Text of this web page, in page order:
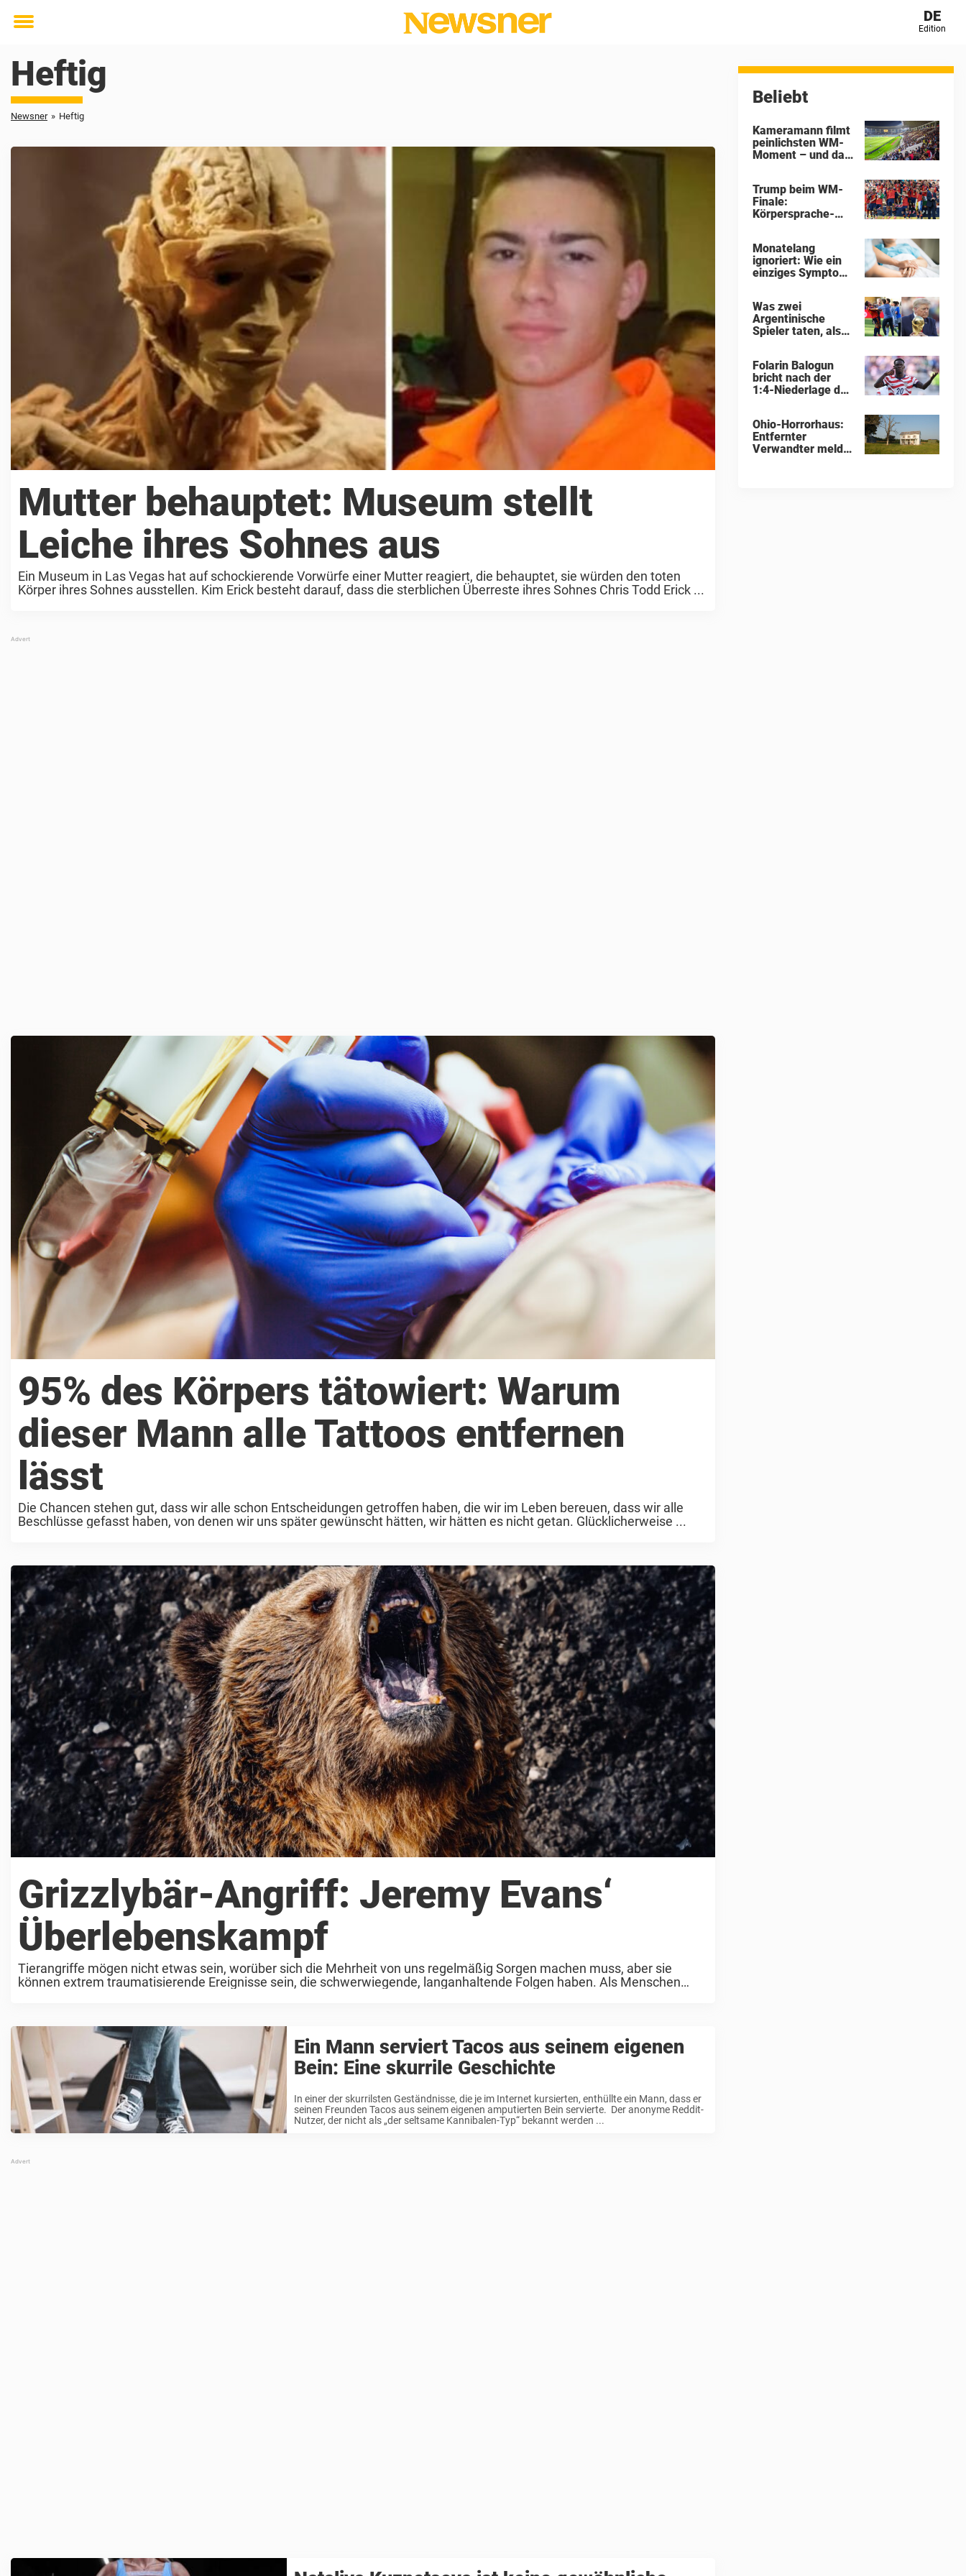
Toggle
DE
Edition
Heftig
Newsner » Heftig
Mutter behauptet: Museum stellt
Leiche ihres Sohnes aus
Ein Museum in Las Vegas hat auf schockierende Vorwürfe einer Mutter reagiert, die behauptet, sie würden den toten
Körper ihres Sohnes ausstellen. Kim Erick besteht darauf, dass die sterblichen Überreste ihres Sohnes Chris Todd Erick ...
95% des Körpers tätowiert: Warum
dieser Mann alle Tattoos entfernen
lässt
Die Chancen stehen gut, dass wir alle schon Entscheidungen getroffen haben, die wir im Leben bereuen, dass wir alle
Beschlüsse gefasst haben, von denen wir uns später gewünscht hätten, wir hätten es nicht getan. Glücklicherweise ...
Grizzlybär-Angriff: Jeremy Evans‘
Überlebenskampf
Tierangriffe mögen nicht etwas sein, worüber sich die Mehrheit von uns regelmäßig Sorgen machen muss, aber sie
können extrem traumatisierende Ereignisse sein, die schwerwiegende, langanhaltende Folgen haben. Als Menschen
Ein Mann serviert Tacos aus seinem eigenen
Bein: Eine skurrile Geschichte
In einer der skurrilsten Geständnisse, die je im Internet kursierten, enthüllte ein Mann, dass er
seinen Freunden Tacos aus seinem eigenen amputierten Bein servierte. Der anonyme Reddit-
Nutzer, der nicht als „der seltsame Kannibalen-Typ“ bekannt werden ...
Beliebt
Kameramann filmt
peinlichsten WM-
Moment – und das
Trump beim WM-
Finale:
Körpersprache-
der Bühne
passierte
Monatelang
ignoriert: Wie ein
einziges Symptom
kostete
Was zwei
Argentinische
Spieler taten, als
Übergabe
gegenüberstanden,
konnte keiner
Folarin Balogun
bricht nach der
1:4-Niederlage der
Kontroverse um
die Sperre
Ohio-Horrorhaus:
Entfernter
Verwandter meldet